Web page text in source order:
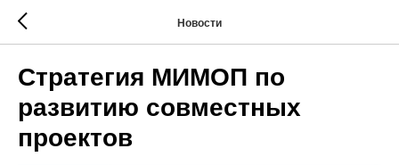
Новости
Стратегия МИМОП по
развитию совместных
проектов